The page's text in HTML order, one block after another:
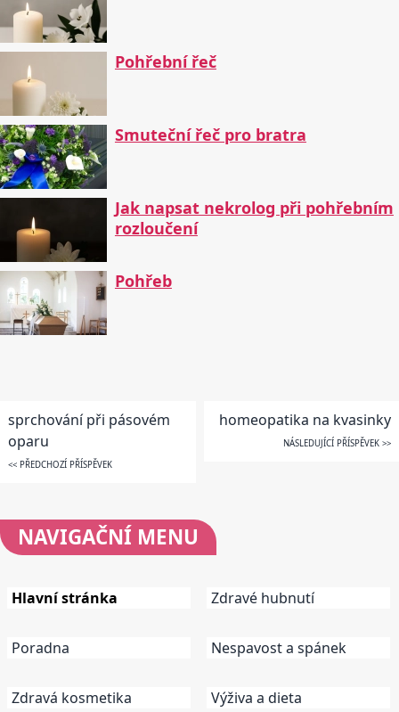
Pohřební řeč
Smuteční řeč pro bratra
Jak napsat nekrolog při pohřebním
rozloučení
Pohřeb
sprchování při pásovém
oparu
<< PŘEDCHOZÍ PŘÍSPĚVEK
homeopatika na kvasinky
NÁSLEDUJÍCÍ PŘÍSPĚVEK >>
NAVIGAČNÍ MENU
Hlavní stránka
Poradna
Zdravá kosmetika
Zdravé hubnutí
Nespavost a spánek
Výživa a dieta